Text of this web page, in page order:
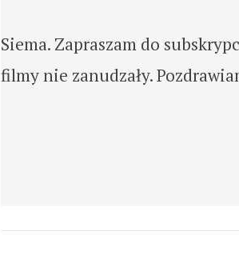
Siema. Zapraszam do
filmy nie zanudzały.